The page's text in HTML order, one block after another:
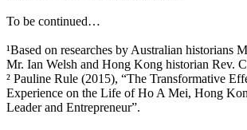
To be continued…
¹Based on researches by Australian historians
Mr. Ian Welsh and Hong Kong historian Rev.
² Pauline Rule (2015), “The Transformative
Experience on the Life of Ho A Mei, Hong
Leader and Entrepreneur”.